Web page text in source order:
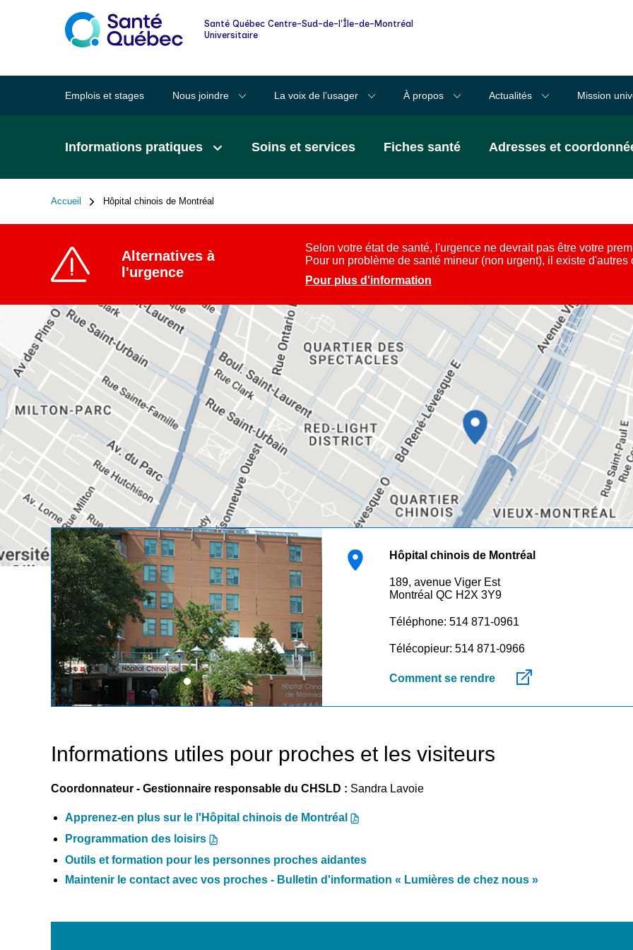
Santé Québec Centre-Sud-de-l'Île-de-Montréal
Universitaire
Emplois et stages Nous joindre La voix de l’usager À propos Actualités Mission
Informations pratiques
Informations pour les familles et les
proches
Signalement à la DPJ
Soins et services Fiches santé Adresses et
Accueil Hôpital chinois de Montréal
Alternatives à
l'urgence
Selon votre état de santé, l'urgence ne devrait pas être votre
Pour un problème de santé mineur (non urgent), il existe d'autres
Pour plus d'information
Hôpital chinois de Montréal
Hôpital chinois de Montréal
189, avenue Viger Est
Montréal QC H2X 3Y9
Téléphone: 514 871-0961
Télécopieur: 514 871-0966
Comment se rendre
Informations utiles pour proches et les visiteurs
Coordonnateur - Gestionnaire responsable du CHSLD : Sandra Lavoie
Apprenez-en plus sur le l'Hôpital chinois de Montréal
Programmation des loisirs
Outils et formation pour les personnes proches aidantes
Maintenir le contact avec vos proches - Bulletin d'information « Lumières de chez nous »